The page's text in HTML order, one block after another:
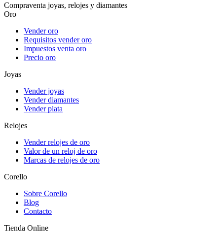
Compraventa joyas, relojes y diamantes
Oro
Vender oro
Requisitos vender oro
Impuestos venta oro
Precio oro
Joyas
Vender joyas
Vender diamantes
Vender plata
Relojes
Vender relojes de oro
Valor de un reloj de oro
Marcas de relojes de oro
Corello
Sobre Corello
Blog
Contacto
Tienda Online